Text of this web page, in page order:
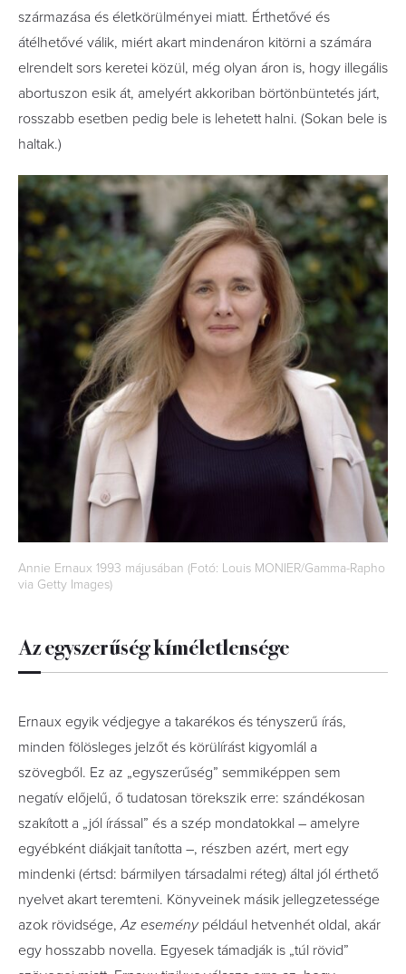
származása és életkörülményei miatt. Érthetővé és
átélhetővé válik, miért akart mindenáron kitörni a számára
elrendelt sors keretei közül, még olyan áron is, hogy illegális
abortuszon esik át, amelyért akkoriban börtönbüntetés járt,
rosszabb esetben pedig bele is lehetett halni. (Sokan bele is
haltak.)
Annie Ernaux 1993 májusában (Fotó: Louis MONIER/Gamma-Rapho
via Getty Images)
Az egyszerűség kíméletlensége
Ernaux egyik védjegye a takarékos és tényszerű írás,
minden fölösleges jelzőt és körülírást kigyomlál a
szövegből. Ez az „egyszerűség” semmiképpen sem
negatív előjelű, ő tudatosan törekszik erre: szándékosan
szakított a „jól írással” és a szép mondatokkal – amelyre
egyébként diákjait tanította –, részben azért, mert egy
mindenki (értsd: bármilyen társadalmi réteg) által jól érthető
nyelvet akart teremteni. Könyveinek másik jellegzetessége
azok rövidsége,Az eseménypéldául hetvenhét oldal, akár
egy hosszabb novella. Egyesek támadják is „túl rövid”